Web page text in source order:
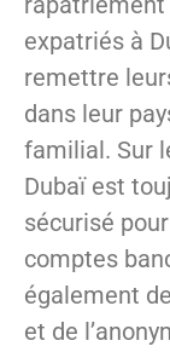
expatriés à
remettre
dans leur
familial. Sur
Dubaï est
sécurisé
comptes
également
et de